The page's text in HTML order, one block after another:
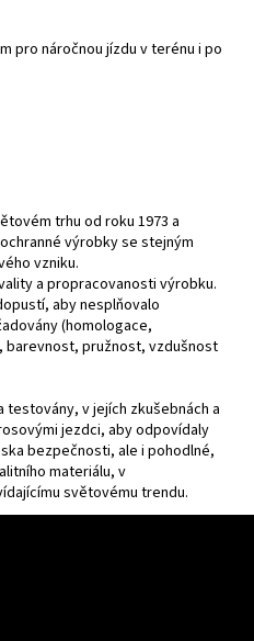
pro náročnou jízdu v terénu i po
trhu od roku 1973 a
výrobky se stejným
vzniku.
a propracovanosti výrobku.
aby nesplňovalo
(homologace,
pružnost, vzdušnost
v jejích zkušebnách a
jezdci, aby odpovídaly
bezpečnosti, ale i pohodlné,
materiálu, v
světovému trendu.